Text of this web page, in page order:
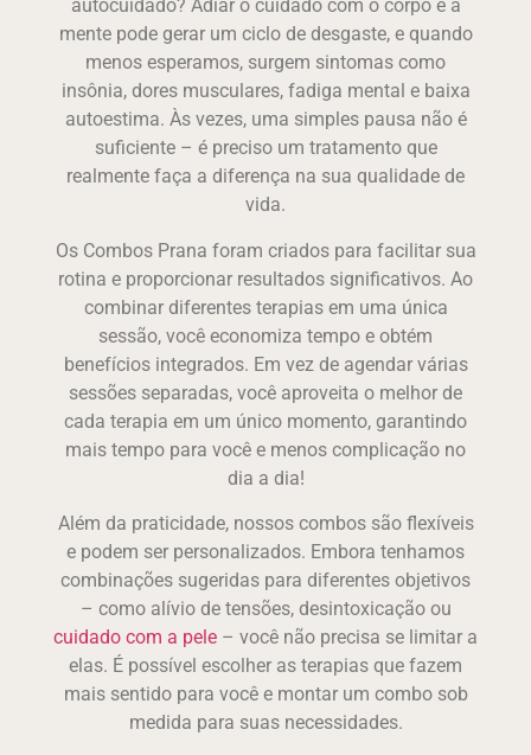
autocuidado? Adiar o cuidado com o corpo e a
mente pode gerar um ciclo de desgaste, e quando
menos esperamos, surgem sintomas como
insônia, dores musculares, fadiga mental e baixa
autoestima. Às vezes, uma simples pausa não é
suficiente – é preciso um tratamento que
realmente faça a diferença na sua qualidade de
vida.
Os Combos Prana foram criados para facilitar sua
rotina e proporcionar resultados significativos. Ao
combinar diferentes terapias em uma única
sessão, você economiza tempo e obtém
benefícios integrados. Em vez de agendar várias
sessões separadas, você aproveita o melhor de
cada terapia em um único momento, garantindo
mais tempo para você e menos complicação no
dia a dia!
Além da praticidade, nossos combos são flexíveis
e podem ser personalizados. Embora tenhamos
combinações sugeridas para diferentes objetivos
– como alívio de tensões, desintoxicação ou
cuidado com a pele – você não precisa se limitar a
elas. É possível escolher as terapias que fazem
mais sentido para você e montar um combo sob
medida para suas necessidades.